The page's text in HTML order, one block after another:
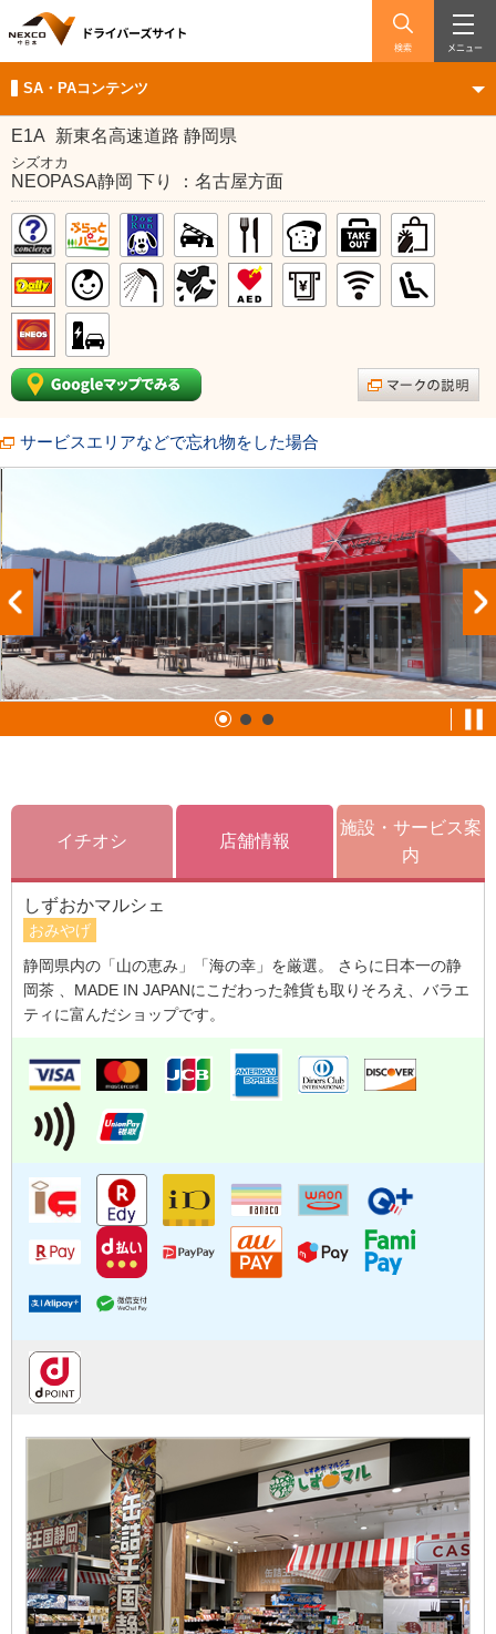
検索 メニュー
SA・PAコンテンツ
E1A 新東名高速道路 静岡県
シズオカ
NEOPASA静岡 下り ：名古屋方面
サービスエリアなどで忘れ物をした場合
イチオシ 店舗情報
施設・サービス案
内
しずおかマルシェ
おみやげ
静岡県内の「山の恵み」「海の幸」を厳選。 さらに日本一の静
岡茶 、MADE IN JAPANにこだわった雑貨も取りそろえ、バラエ
ティに富んだショップです。